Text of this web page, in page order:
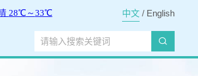
中文/ English